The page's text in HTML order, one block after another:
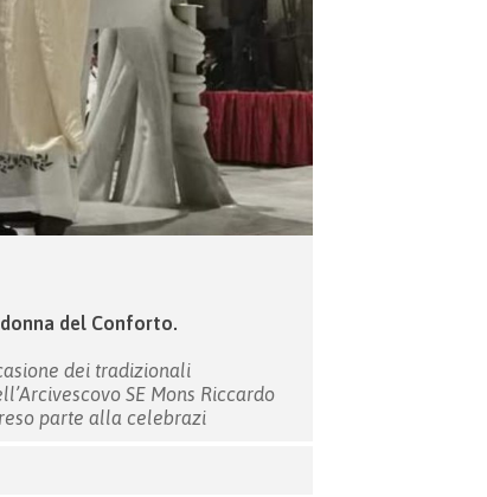
del Conforto.
dei tradizionali
SE Mons Riccardo
parte alla celebrazi